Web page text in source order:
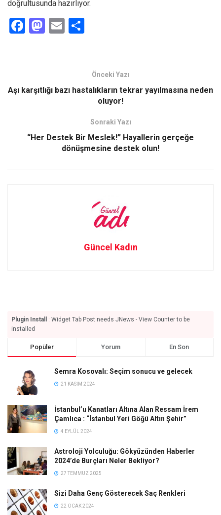
doğrultusunda hazırlıyor.
F
o
M
d
E
Önceki Yazı
Aşı karşıtlığı bazı hastalıkların tekrar yayılmasına neden
oluyor!
Sonraki Yazı
“Her Destek Bir Meslek!” Hayallerin gerçeğe
dönüşmesine destek olun!
Güncel Kadın
Plugin Install
: Widget Tab Post needs JNews - View Counter to be
installed
Popüler Yorum En Son
Semra Kosovalı: Seçim sonucu ve gelecek
21 KASIM 2024
İstanbul’u Kanatları Altına Alan Ressam İrem
Çamlıca : “İstanbul Yeri Göğü Altın Şehir”
4 EYLÜL 2024
Astroloji Yolculuğu: Gökyüzünden Haberler
2024’de Burçları Neler Bekliyor?
27 TEMMUZ 2025
Sizi Daha Genç Gösterecek Saç Renkleri
22 OCAK 2024